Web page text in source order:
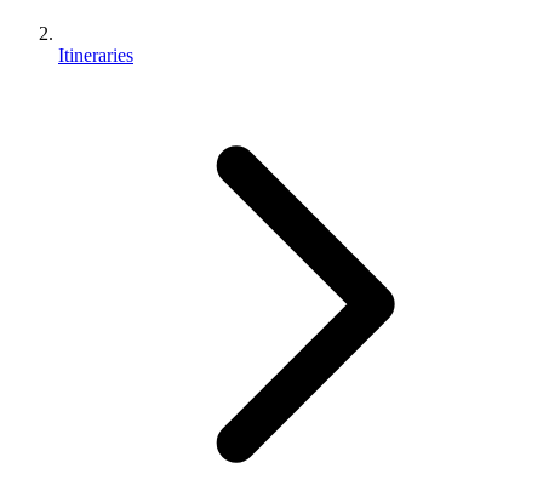
Itineraries